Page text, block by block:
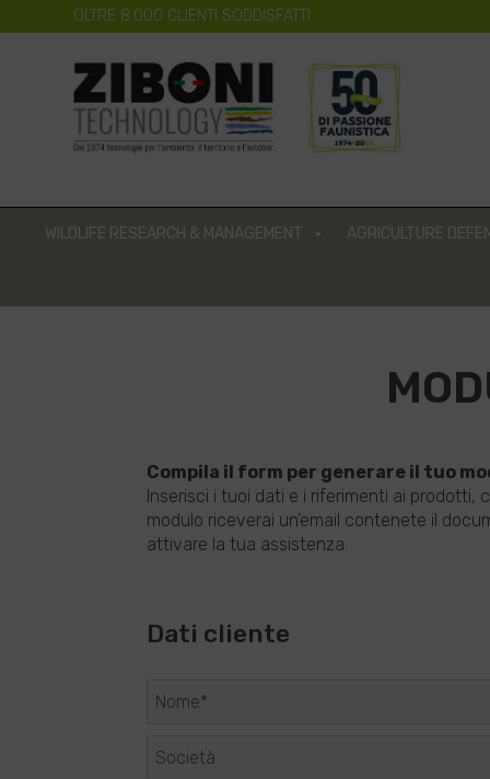
OLTRE 8.000 CLIENTI SODDISFATTI
WILDLIFE RESEARCH & MANAGEMENT AGRICULTURE
Compila il form per generare il tuo
Inserisci i tuoi dati e i riferimenti ai prodotti,
modulo riceverai un’email contenete il
attivare la tua assistenza.
Dati cliente